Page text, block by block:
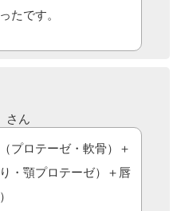
たです。
さん
プロテーゼ・軟骨）＋
・顎プロテーゼ）＋唇